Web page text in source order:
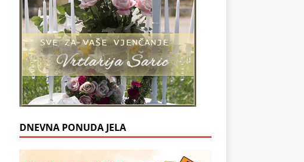
DNEVNA PONUDA JELA